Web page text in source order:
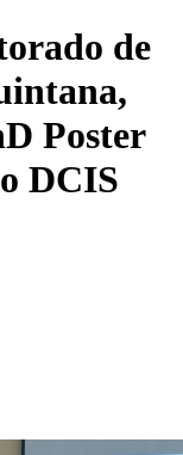
de
Poster
DCIS